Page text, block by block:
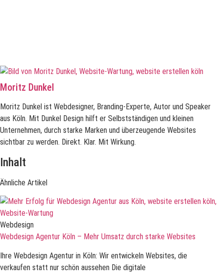
Moritz Dunkel
Moritz Dunkel ist Webdesigner, Branding-Experte, Autor und Speaker
aus Köln. Mit Dunkel Design hilft er Selbstständigen und kleinen
Unternehmen, durch starke Marken und überzeugende Websites
sichtbar zu werden. Direkt. Klar. Mit Wirkung.
Inhalt
Ähnliche Artikel
Webdesign
Webdesign Agentur Köln – Mehr Umsatz durch starke Websites
Ihre Webdesign Agentur in Köln: Wir entwickeln Websites, die
verkaufen statt nur schön aussehen Die digitale